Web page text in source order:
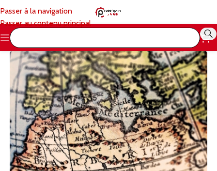
Passer à la navigation
Passer au contenu principal